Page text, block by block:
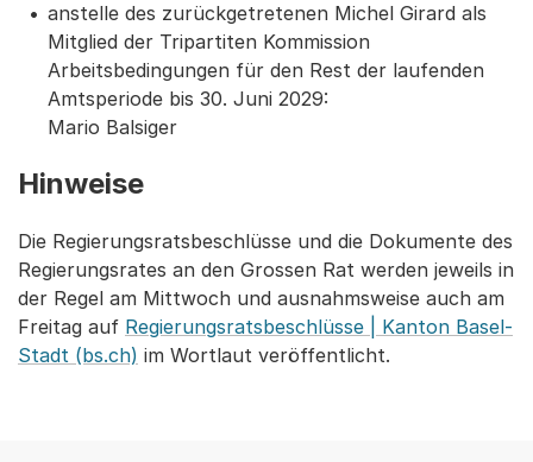
anstelle des zurückgetretenen Michel Girard als
Mitglied der Tripartiten Kommission
Arbeitsbedingungen für den Rest der laufenden
Amtsperiode bis 30. Juni 2029:
Mario Balsiger
Hinweise
Die Regierungsratsbeschlüsse und die Dokumente des
Regierungsrates an den Grossen Rat werden jeweils in
der Regel am Mittwoch und ausnahmsweise auch am
Freitag auf Regierungsratsbeschlüsse | Kanton Basel-
Stadt (bs.ch) im Wortlaut veröffentlicht.